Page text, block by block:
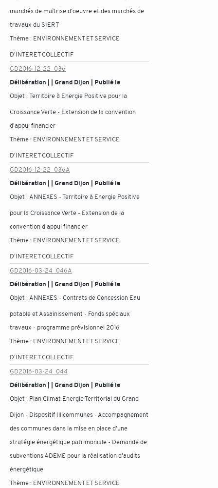
marchés de maîtrise d'oeuvre et des marchés de
travaux du SIERT
Thème : ENVIRONNEMENT ET SERVICE
D'INTERET COLLECTIF
GD2016-12-22_036
Délibération | | Grand Dijon | Publié le
Objet :Territoire à Energie Positive pour la
Croissance Verte - Extension de la convention
d'appui financier
Thème : ENVIRONNEMENT ET SERVICE
D'INTERET COLLECTIF
GD2016-12-22_036A
Délibération | | Grand Dijon | Publié le
Objet : ANNEXES - Territoire à Energie Positive
pour la Croissance Verte - Extension de la
convention d'appui financier
Thème : ENVIRONNEMENT ET SERVICE
D'INTERET COLLECTIF
GD2016-03-24_046A
Délibération | | Grand Dijon | Publié le
Objet : ANNEXES - Contrats de Concession Eau
potable et Assainissement - Fonds spéciaux
travaux - programme prévisionnel 2016
Thème : ENVIRONNEMENT ET SERVICE
D'INTERET COLLECTIF
GD2016-03-24_044
Délibération | | Grand Dijon | Publié le
Objet : Plan Climat Energie Territorial du Grand
Dijon - Dispositif Illicommunes - Accompagnement
des communes dans la mise en place d'une
stratégie énergétique patrimoniale - Demande de
subventions ADEME pour la réalisation d'audits
énergétique
Thème : ENVIRONNEMENT ET SERVICE